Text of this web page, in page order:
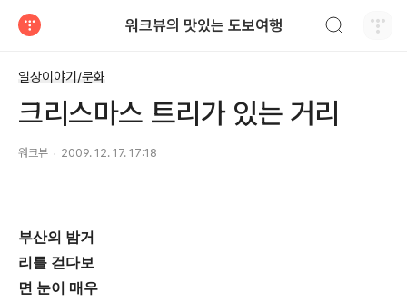
워크뷰의 맛있는 도보여행
일상이야기/문화
크리스마스 트리가 있는 거리
워크뷰 2009. 12. 17. 17:18
부산의 밤거
리를 걷다보
면 눈이 매우